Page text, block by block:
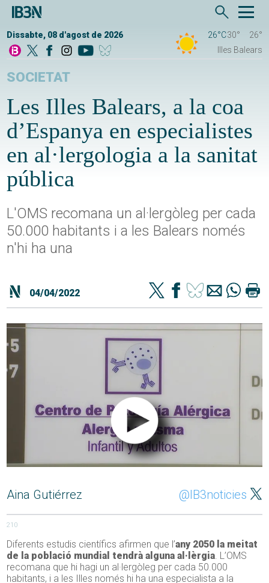
Dissabte, 08 d'agost de 2026 26°C30°
26°
Illes Balears
SOCIETAT
Les Illes Balears, a la coa
d’Espanya en especialistes
en al·lergologia a la sanitat
pública
L'OMS recomana un al·lergòleg per cada
50.000 habitants i a les Balears només
n'hi ha una
04/04/2022
Aina Gutiérrez @IB3noticies
210
Diferents estudis científics afirmen que l’any 2050 la meitat
de la població mundial tendrà alguna al·lèrgia. L’OMS
recomana que hi hagi un al·lergòleg per cada 50.000
habitants, i a les Illes només hi ha una especialista a la